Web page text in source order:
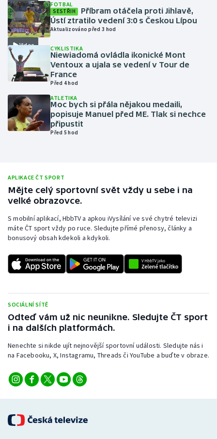
Lyže a snowboard
Moderní pětiboj
Motorsport
Olympijské hry
Parasport
Plavání
Ragby
Rychlobruslení
Rychlostní kanoistika
Sportovní střelba
Stolní tenis
Triatlon
Veslování
Volejbal
Video
FOTBAL
SESTŘIH
Příbram otáčela proti Jihlavě,
Ústí ztratilo vedení 3:0 s Českou Lípou
Aktualizováno před 3 hod
CYKLISTIKA
Niewiadomá ovládla ikonické Mont
Ventoux a ujala se vedení v Tour de
France
Před 4 hod
ATLETIKA
Moc bych si přála nějakou medaili,
popisuje Manuel před ME. Tlak si nechce
připustit
Před 5 hod
APLIKACE ČT SPORT
Mějte celý sportovní svět vždy u sebe i na
velké obrazovce.
S mobilní aplikací, HbbTV a apkou iVysílání ve své chytré televizi
máte ČT sport vždy po ruce. Sledujte přímé přenosy, články a
bonusový obsah kdekoli a kdykoli.
SOCIÁLNÍ SÍTĚ
Odteď vám už nic neunikne. Sledujte ČT sport
i na dalších platformách.
Nenechte si nikde ujít nejnovější sportovní události. Sledujte nás i
na Facebooku, X, Instagramu, Threads či YouTube a buďte v obraze.